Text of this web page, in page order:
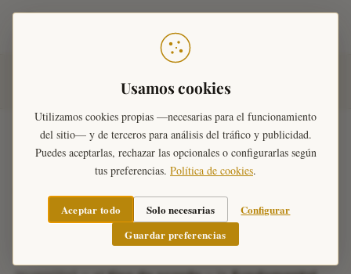
Usamos cookies
Utilizamos cookies propias —necesarias para el funcionamiento
del sitio— y de terceros para análisis del tráfico y publicidad.
Puedes aceptarlas, rechazar las opcionales o configurarlas según
tus preferencias. Política de cookies.
Aceptar todo Solo necesarias
Configurar
Guardar preferencias
Construir tríadas en 1ª
inversión